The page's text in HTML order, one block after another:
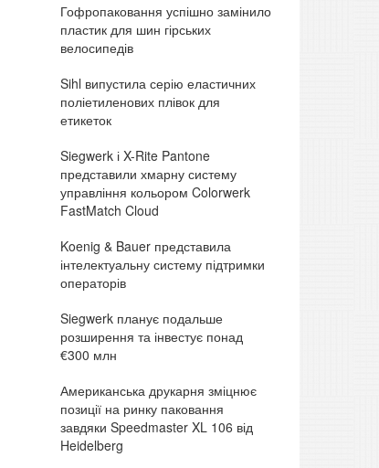
Гофропаковання успішно замінило
пластик для шин гірських
велосипедів
Sihl випустила серію еластичних
поліетиленових плівок для
етикеток
Siegwerk і X-Rite Pantone
представили хмарну систему
управління кольором Colorwerk
FastMatch Cloud
Koenig & Bauer представила
інтелектуальну систему підтримки
операторів
Siegwerk планує подальше
розширення та інвестує понад
€300 млн
Американська друкарня зміцнює
позиції на ринку паковання
завдяки Speedmaster XL 106 від
Heidelberg